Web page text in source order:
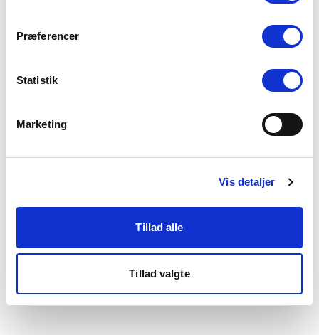
"Detaljer" eller ved at klikke videre til vores Cookiepolitik,
Præferencer
Statistik
Marketing
Vis detaljer
Tillad alle
Tillad valgte